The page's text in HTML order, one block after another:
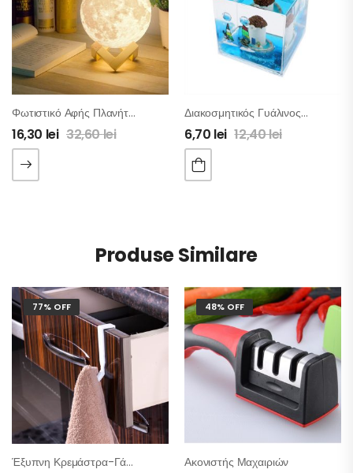
Φωτιστικό Αφής Πλανήτης
16,30 lei 32,60lei
Διακοσμητικός Γυάλινος Κύβος
6,70 lei 12,40lei
Produse Similare
77% OFF
Έξυπνη Κρεμάστρα-Γάντζος Για Συρτάρι – Πόρτα 5 Τμχ
48% OFF
Ακονιστής Μαχαιριών